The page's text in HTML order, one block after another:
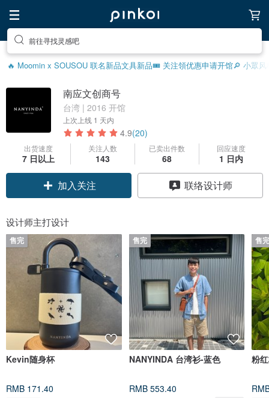
前往寻找灵感吧
🔥 Moomin x SOUSOU 联名新品文具新品🎟️ 关注領优惠申请开馆🔎 小眾
南应文创商号
台湾 | 2016 开馆
上次上线 1 天内
4.9(20)
出货速度
7 日以上
关注人数
143
已卖出件数
68
回应速度
1 日内
加入关注 联络设计师
设计师主打设计
售完
Kevin随身杯
RMB 171.40
售完
NANYINDA 台湾衫-蓝色
RMB 553.40
售
粉